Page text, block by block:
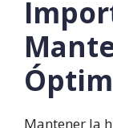
Mantener la